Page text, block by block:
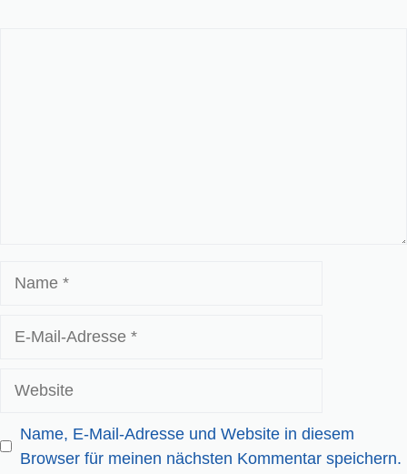
Name, E-Mail-Adresse und Website in diesem
Browser für meinen nächsten Kommentar speichern.